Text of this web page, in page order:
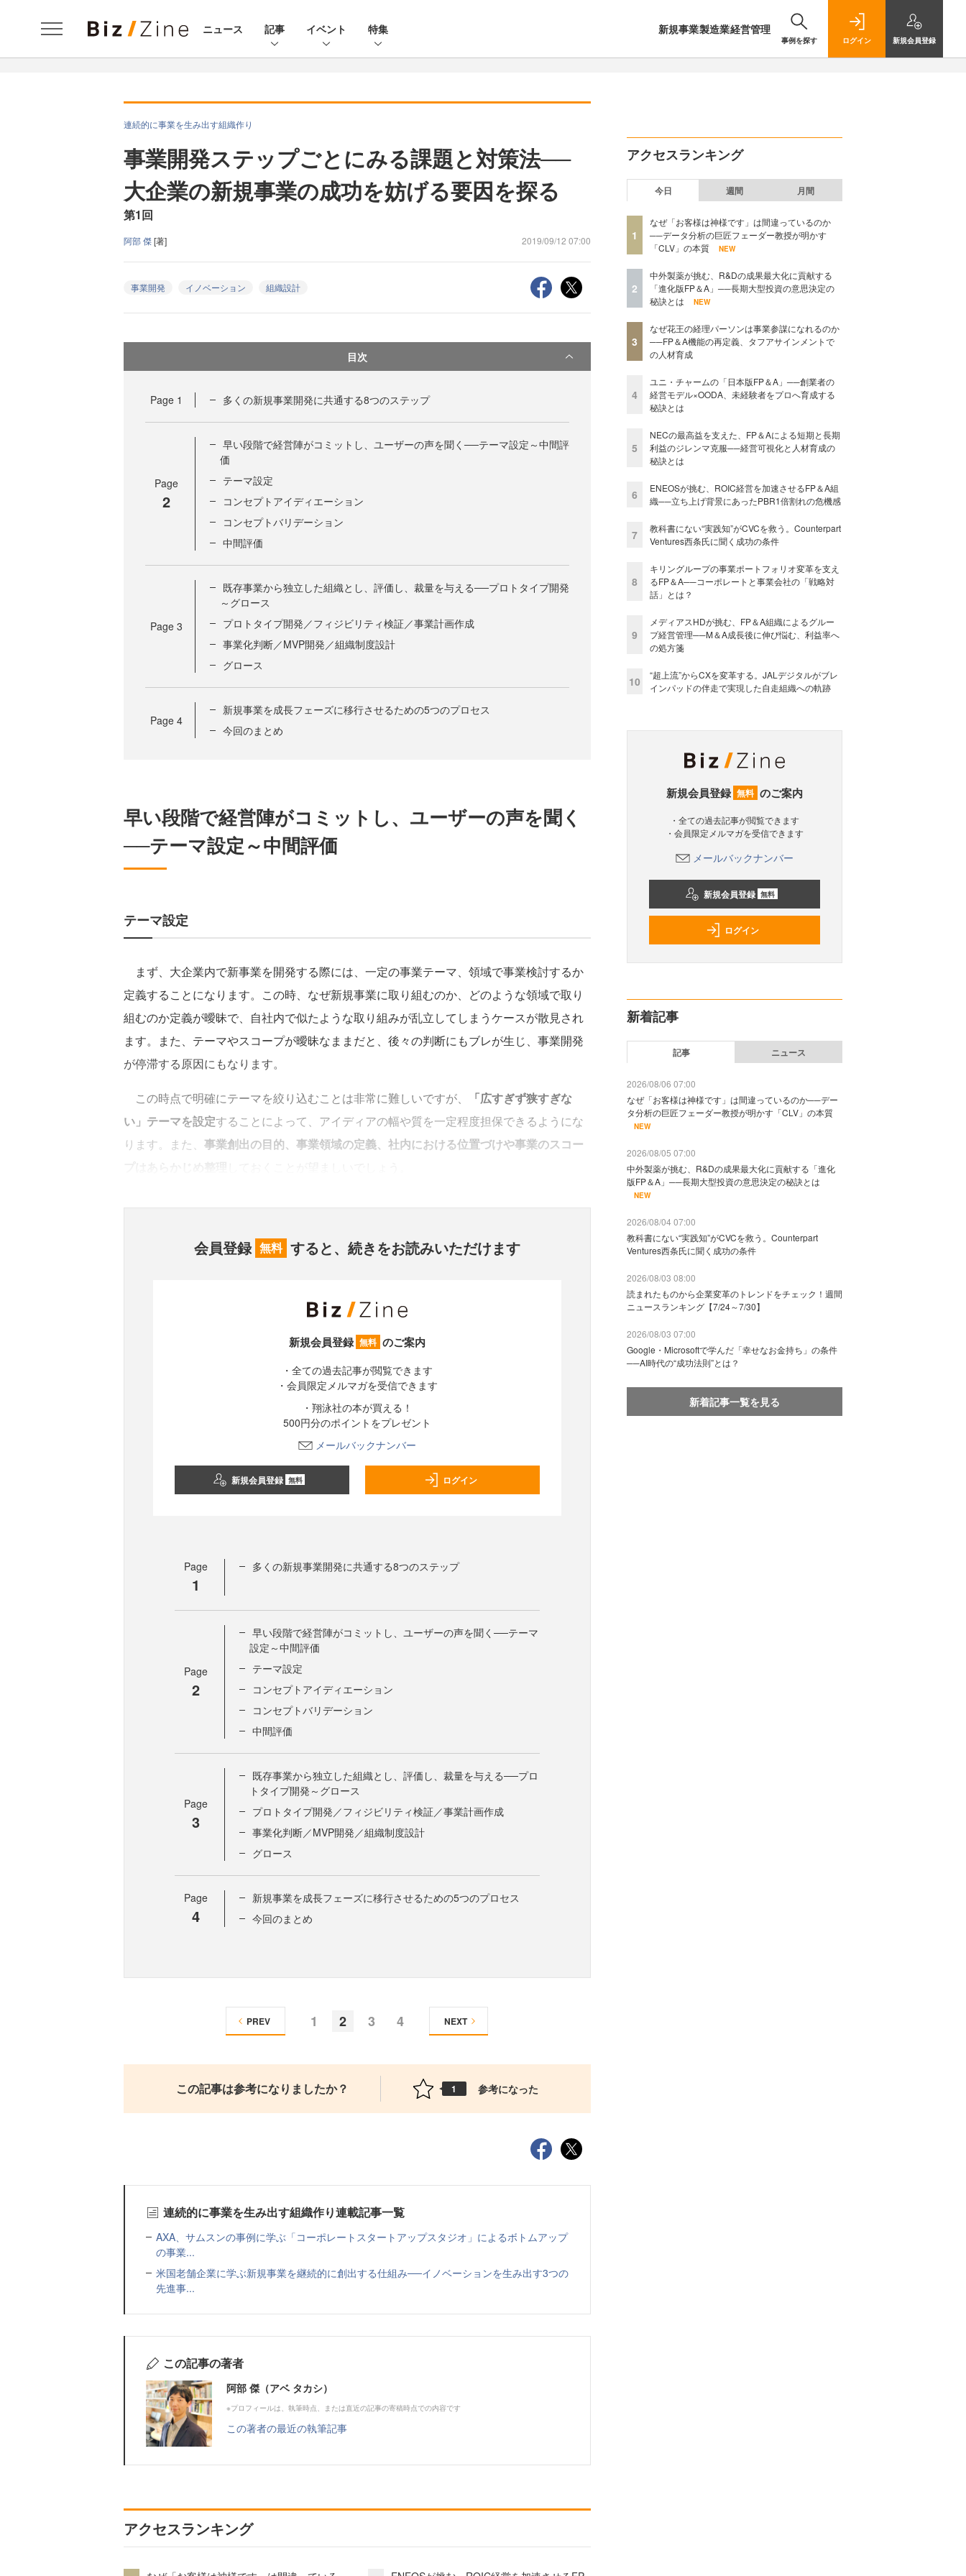
ニュース 記事 イベント 特集 新規事業製造業経営管理
事例を探す ログイン 新規会員登録
連続的に事業を生み出す組織作り
事業開発ステップごとにみる課題と対策法──
大企業の新規事業の成功を妨げる要因を探る
第1回
阿部 傑[著] 2019/09/12 07:00
事業開発 イノベーション 組織設計
目次
Page 1 多くの新規事業開発に共通する8つのステップ
Page
2
早い段階で経営陣がコミットし、ユーザーの声を聞く──テーマ設定～中間評
価
テーマ設定
コンセプトアイディエーション
コンセプトバリデーション
中間評価
Page 3
既存事業から独立した組織とし、評価し、裁量を与える──プロトタイプ開発
～グロース
プロトタイプ開発／フィジビリティ検証／事業計画作成
事業化判断／MVP開発／組織制度設計
グロース
Page 4
新規事業を成長フェーズに移行させるための5つのプロセス
今回のまとめ
早い段階で経営陣がコミットし、ユーザーの声を聞く
──テーマ設定～中間評価
テーマ設定
まず、大企業内で新事業を開発する際には、一定の事業テーマ、領域で事業検討するか
定義することになります。この時、なぜ新規事業に取り組むのか、どのような領域で取り
組むのか定義が曖昧で、自社内で似たような取り組みが乱立してしまうケースが散見され
ます。また、テーマやスコープが曖昧なままだと、後々の判断にもブレが生じ、事業開発
が停滞する原因にもなります。
この時点で明確にテーマを絞り込むことは非常に難しいですが、
「広すぎず狭すぎな
い」テーマを設定することによって、アイディアの幅や質を一定程度担保できるようにな
ります。また、 事業創出の目的、事業領域の定義、社内における位置づけや事業のスコー
会員登録 無料 すると、続きをお読みいただけます
新規会員登録 無料 のご案内
・全ての過去記事が閲覧できます
・会員限定メルマガを受信できます
・翔泳社の本が買える！
500円分のポイントをプレゼント
メールバックナンバー
新規会員登録 無料 ログイン
Page
1
多くの新規事業開発に共通する8つのステップ
Page
2
早い段階で経営陣がコミットし、ユーザーの声を聞く──テーマ
設定～中間評価
テーマ設定
コンセプトアイディエーション
コンセプトバリデーション
中間評価
Page
3
既存事業から独立した組織とし、評価し、裁量を与える──プロ
トタイプ開発～グロース
プロトタイプ開発／フィジビリティ検証／事業計画作成
事業化判断／MVP開発／組織制度設計
グロース
Page
4
新規事業を成長フェーズに移行させるための5つのプロセス
今回のまとめ
1 2 3 4
PREV NEXT
この記事は参考になりましたか？ 1 参考になった
連続的に事業を生み出す組織作り連載記事一覧
AXA、サムスンの事例に学ぶ「コーポレートスタートアップスタジオ」によるボトムアップ
の事業...
米国老舗企業に学ぶ新規事業を継続的に創出する仕組み──イノベーションを生み出す3つの
先進事...
この記事の著者
阿部 傑（アベ タカシ）
※プロフィールは、執筆時点、または直近の記事の寄稿時点での内容です
この著者の最近の執筆記事
アクセスランキング
アクセスランキング
今日 週間 月間
1
なぜ「お客様は神様です」は間違っているのか
──データ分析の巨匠フェーダー教授が明かす
「CLV」の本質
NEW
2
中外製薬が挑む、R&Dの成果最大化に貢献する
「進化版FP＆A」──長期大型投資の意思決定の
秘訣とは
NEW
3
なぜ花王の経理パーソンは事業参謀になれるのか
──FP＆A機能の再定義、タフアサインメントで
の人材育成
4
ユニ・チャームの「日本版FP＆A」──創業者の
経営モデル×OODA、未経験者をプロへ育成する
秘訣とは
5
NECの最高益を支えた、FP＆Aによる短期と長期
利益のジレンマ克服──経営可視化と人材育成の
秘訣とは
6
ENEOSが挑む、ROIC経営を加速させるFP＆A組
織──立ち上げ背景にあったPBR1倍割れの危機感
7
教科書にない“実践知”がCVCを救う。Counterpart
Ventures西条氏に聞く成功の条件
8
キリングループの事業ポートフォリオ変革を支え
るFP＆A──コーポレートと事業会社の「戦略対
話」とは？
9
メディアスHDが挑む、FP＆A組織によるグルー
プ経営管理──M＆A成長後に伸び悩む、利益率へ
の処方箋
10
“超上流”からCXを変革する。JALデジタルがブレ
インパッドの伴走で実現した自走組織への軌跡
新規会員登録 無料 のご案内
・全ての過去記事が閲覧できます
・会員限定メルマガを受信できます
メールバックナンバー
新規会員登録 無料
ログイン
新着記事
記事 ニュース
2026/08/06 07:00
なぜ「お客様は神様です」は間違っているのか──デー
タ分析の巨匠フェーダー教授が明かす「CLV」の本質
NEW
2026/08/05 07:00
中外製薬が挑む、R&Dの成果最大化に貢献する「進化
版FP＆A」──長期大型投資の意思決定の秘訣とは
NEW
2026/08/04 07:00
教科書にない“実践知”がCVCを救う。Counterpart
Ventures西条氏に聞く成功の条件
2026/08/03 08:00
読まれたものから企業変革のトレンドをチェック！週間
ニュースランキング【7/24～7/30】
2026/08/03 07:00
Google・Microsoftで学んだ「幸せなお金持ち」の条件
──AI時代の“成功法則”とは？
新着記事一覧を見る